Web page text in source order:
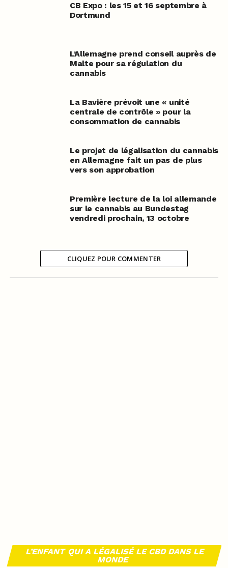
CB Expo : les 15 et 16 septembre à
Dortmund
L’Allemagne prend conseil auprès de
Malte pour sa régulation du
cannabis
La Bavière prévoit une « unité
centrale de contrôle » pour la
consommation de cannabis
Le projet de légalisation du cannabis
en Allemagne fait un pas de plus
vers son approbation
Première lecture de la loi allemande
sur le cannabis au Bundestag
vendredi prochain, 13 octobre
CLIQUEZ POUR COMMENTER
L’ENFANT QUI A LÉGALISÉ LE CBD DANS LE
MONDE